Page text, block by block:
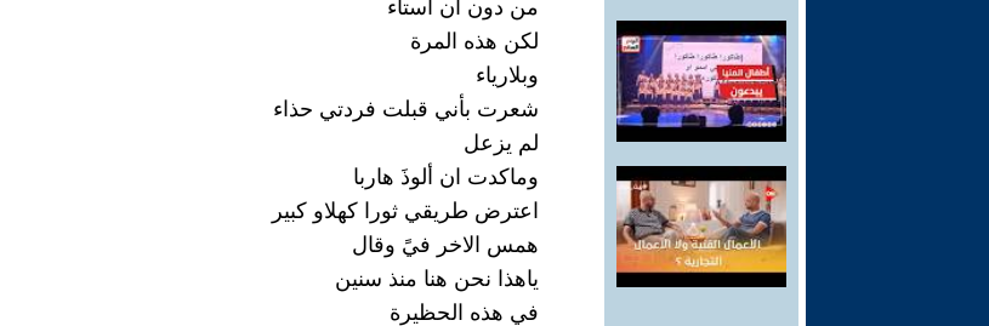
من دون ان أستاء
لكن هذه المرة
وبلارياء
شعرت بأني قبلت فردتي حذاء
لم يزعل
وماكدت ان ألوذَ هاربا
اعترض طريقي ثورا كهلاو كبير
همس الاخر فيً وقال
ياهذا نحن هنا منذ سنين
في هذه الحظيرة